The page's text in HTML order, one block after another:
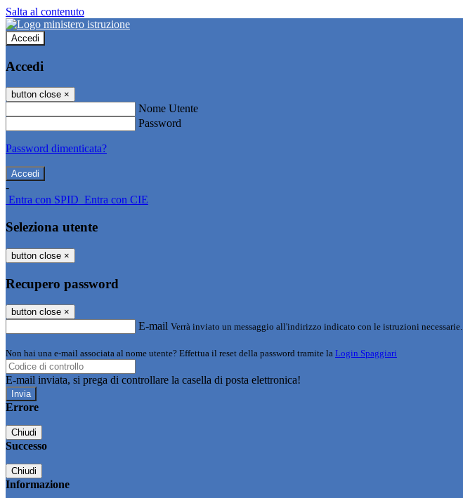
Salta al contenuto
Accedi
Accedi
button close ×
Nome Utente
Password
Password dimenticata?
-
Entra con SPID Entra con CIE
Seleziona utente
button close ×
Recupero password
button close ×
E-mail Verrà inviato un messaggio all'indirizzo indicato con le istruzioni necessarie.
Non hai una e-mail associata al nome utente? Effettua il reset della password tramite la Login Spaggiari
E-mail inviata, si prega di controllare la casella di posta elettronica!
Errore
Chiudi
Successo
Chiudi
Informazione